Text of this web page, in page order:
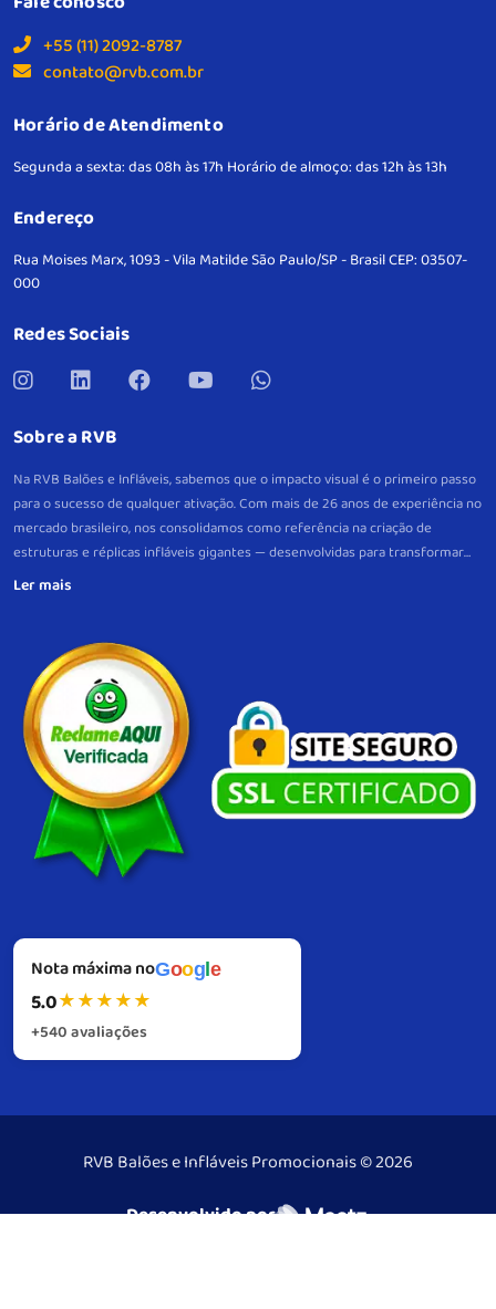
+55 (11) 2092-8787
contato@rvb.com.br
Horário de Atendimento
Segunda a sexta: das 08h às 17h Horário de almoço: das 12h às 13h
Endereço
Rua Moises Marx, 1093 - Vila MatildeSão Paulo/SP - BrasilCEP: 03507-
000
Redes Sociais
Sobre a RVB
Na RVB Balões e Infláveis, sabemos que o impacto visual é o primeiro passo
para o sucesso de qualquer ativação. Com mais de 26 anos de experiência no
mercado brasileiro, nos consolidamos como referência na criação de
estruturas e réplicas infláveis gigantes — desenvolvidas para transformar
eventos e pontos de venda em verdadeiros pontos de atração.
marca. Com produção própria, controle total de qualidade e um padrão
consistente de excelência em cada etapa, garantimos fidelidade visual,
resistência e alto desempenho em cada entrega, com suporte próximo
também no pós-venda.Do briefing à instalação, atuamos com precisão
técnica e visão de resultado. Nosso compromisso é simples: impulsionar sua
marca com infláveis, gerando impacto e reconhecimento.
Nota máxima noGoogle
5.0★★★★★
+540 avaliações
RVB Balões e Infláveis Promocionais © 2026
Desenvolvido por